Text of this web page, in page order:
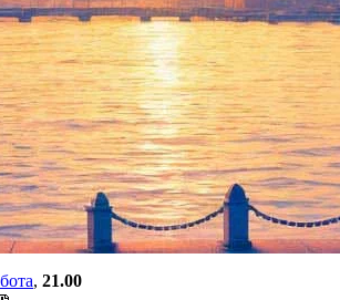
«Чертово
Ферриса».
сингла «No Rest
, 21.00